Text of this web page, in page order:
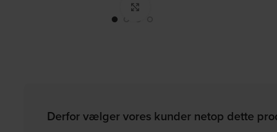
Derfor vælger vores kunder netop dette